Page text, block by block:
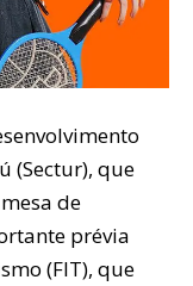
(Sectur), que
de
prévia
(FIT), que